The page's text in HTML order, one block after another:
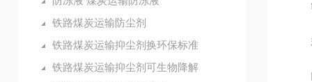
铁路煤炭运输防尘剂
铁路煤炭运输抑尘剂换环保标准
铁路煤炭运输抑尘剂可生物降解
密
粘